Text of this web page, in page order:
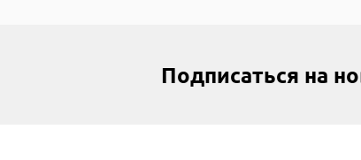
Подписаться на